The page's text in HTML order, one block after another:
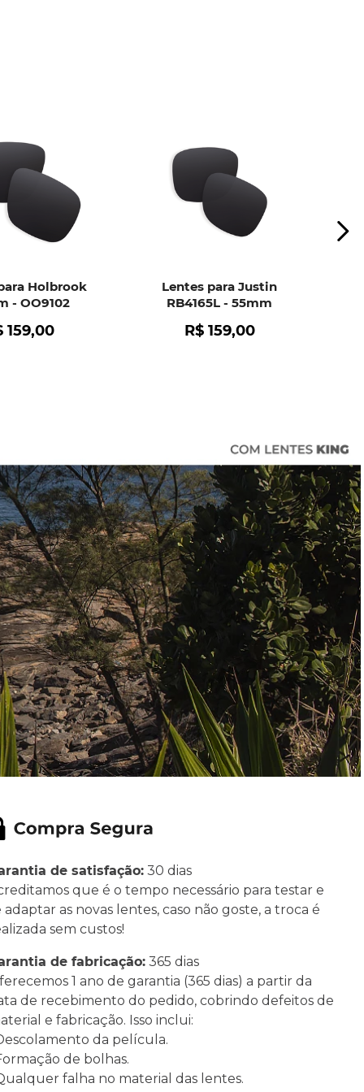
Holbrook
- OO9102
159,00
Lentes para Justin
RB4165L - 55mm
R$ 159,00
de satisfação:30 dias
que é o tempo necessário para testar e
adaptar as novas lentes, caso não goste, a troca é
sem custos!
de fabricação:365 dias
1 ano de garantia (365 dias) a partir da
de recebimento do pedido, cobrindo defeitos de
e fabricação. Isso inclui:
da película.
de bolhas.
falha no material das lentes.